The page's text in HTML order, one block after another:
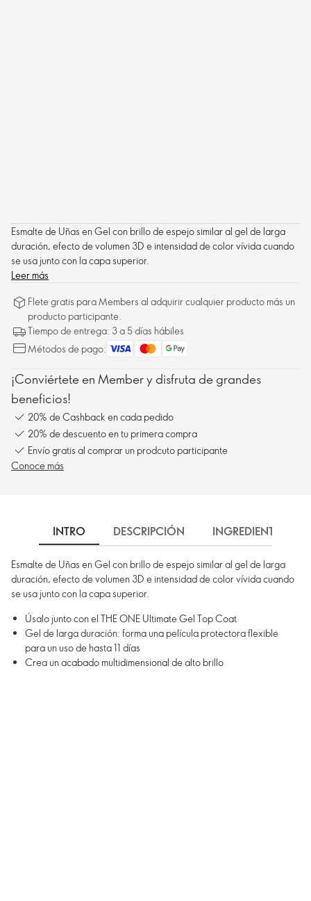
Esmalte de Uñas en Gel con brillo de espejo similar al gel de larga
duración, efecto de volumen 3D e intensidad de color vívida cuando
se usa junto con la capa superior.
Leer más
Flete gratis para Members al adquirir cualquier producto más un
producto participante.
Tiempo de entrega: 3 a 5 días hábiles
Métodos de pago:
¡Conviértete en Member y disfruta de grandes
beneficios!
20% de Cashback en cada pedido
20% de descuento en tu primera compra
Envío gratis al comprar un prodcuto participante
Conoce más
INTRO DESCRIPCIÓN INGREDIENTES
Esmalte de Uñas en Gel con brillo de espejo similar al gel de larga
duración, efecto de volumen 3D e intensidad de color vívida cuando
se usa junto con la capa superior.
Úsalo junto con el THE ONE Ultimate Gel Top Coat
Gel de larga duración: forma una película protectora flexible
para un uso de hasta 11 días
Crea un acabado multidimensional de alto brillo